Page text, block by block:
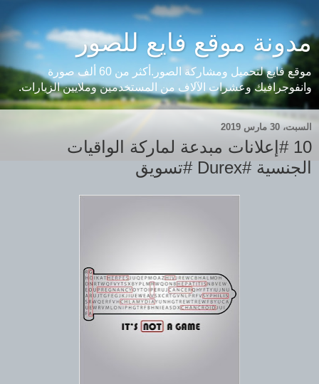
مدونة موقع فايع للصور
موقع فايع لتحميل ومشاركة الصور.أكثر من 60 ألف صورة
وانفوجرافيك وعشرات الآلاف من المستخدمين وملايين الزيارات.
السبت، 30 مارس 2019
10 #إعلانات مبدعة لماركة الواقيات
الجنسية #Durex #تسويق